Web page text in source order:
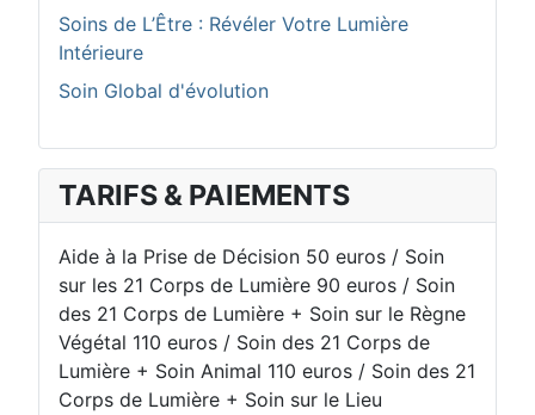
Soins de L’Être : Révéler Votre Lumière
Intérieure
Soin Global d'évolution
TARIFS & PAIEMENTS
Aide à la Prise de Décision 50 euros / Soin
sur les 21 Corps de Lumière 90 euros / Soin
des 21 Corps de Lumière + Soin sur le Règne
Végétal 110 euros / Soin des 21 Corps de
Lumière + Soin Animal 110 euros / Soin des 21
Corps de Lumière + Soin sur le Lieu